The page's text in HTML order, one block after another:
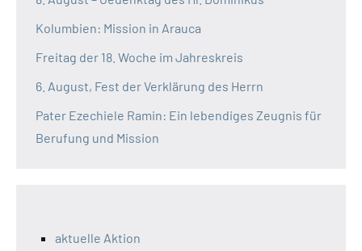
Kolumbien: Mission in Arauca
Freitag der 18. Woche im Jahreskreis
6. August, Fest der Verklärung des Herrn
Pater Ezechiele Ramin: Ein lebendiges Zeugnis für
Berufung und Mission
aktuelle Aktion